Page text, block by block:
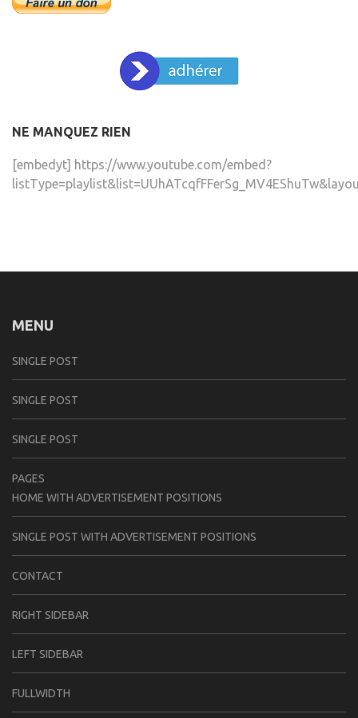
NE MANQUEZ RIEN
[embedyt] https://www.youtube.com/embed?
MENU
SINGLE POST
SINGLE POST
SINGLE POST
PAGES
HOME WITH ADVERTISEMENT POSITIONS
SINGLE POST WITH ADVERTISEMENT POSITIONS
CONTACT
RIGHT SIDEBAR
LEFT SIDEBAR
FULLWIDTH